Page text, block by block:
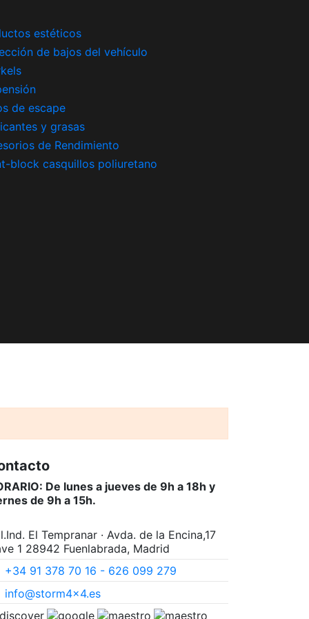
estéticos
de bajos del vehículo
de escape
y grasas
de Rendimiento
block casquillos poliuretano
De lunes a jueves de 9h a 18h y
de 9h a 15h.
El Tempranar · Avda. de la Encina,17
1 28942 Fuenlabrada, Madrid
+34 91 378 70 16 - 626 099 279
info@storm4x4.es